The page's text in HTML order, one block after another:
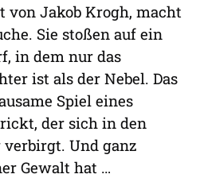
von Jakob Krogh, macht
Sie stoßen auf ein
in dem nur das
ist als der Nebel. Das
Spiel eines
der sich in den
Und ganz
Gewalt hat …